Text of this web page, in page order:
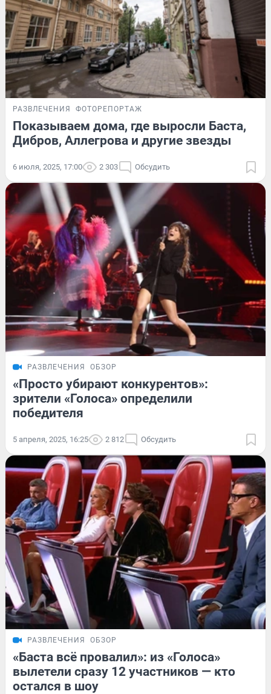
РАЗВЛЕЧЕНИЯ ФОТОРЕПОРТАЖ
Показываем дома, где выросли Баста,
Дибров, Аллегрова и другие звезды
6 июля, 2025, 17:00 2 303 Обсудить
РАЗВЛЕЧЕНИЯ ОБЗОР
«Просто убирают конкурентов»:
зрители «Голоса» определили
победителя
5 апреля, 2025, 16:25 2 812 Обсудить
РАЗВЛЕЧЕНИЯ ОБЗОР
«Баста всё провалил»: из «Голоса»
вылетели сразу 12 участников — кто
остался в шоу